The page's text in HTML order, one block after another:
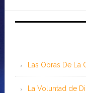
Las Obras De La
La Voluntad de